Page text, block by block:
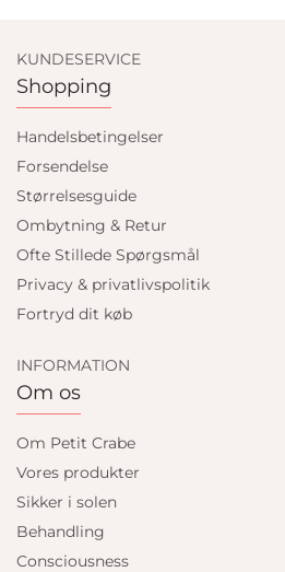
KUNDESERVICE
Shopping
Handelsbetingelser
Forsendelse
Størrelsesguide
Ombytning & Retur
Ofte Stillede Spørgsmål
Privacy & privatlivspolitik
Fortryd dit køb
INFORMATION
Om os
Om Petit Crabe
Vores produkter
Sikker i solen
Behandling
Consciousness